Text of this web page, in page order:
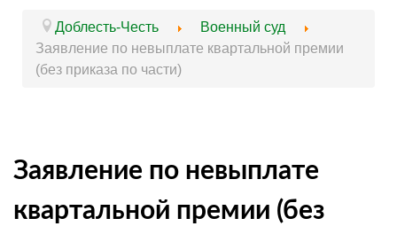
Доблесть-Честь
Военный суд
Заявление по невыплате квартальной премии
(без приказа по части)
Заявление по невыплате
квартальной премии (без